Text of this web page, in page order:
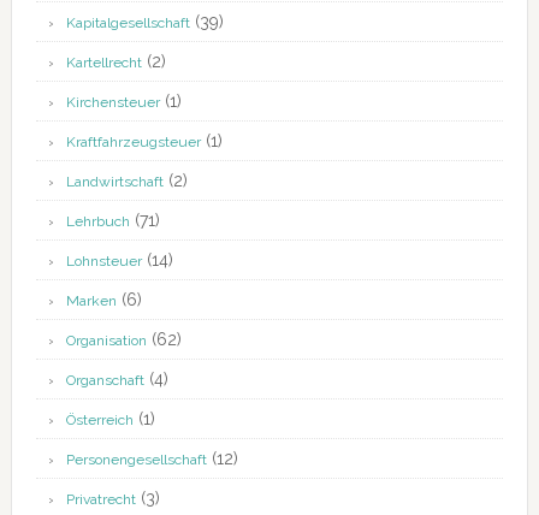
Kapitalgesellschaft(39)
Kartellrecht(2)
Kirchensteuer(1)
Kraftfahrzeugsteuer(1)
Landwirtschaft(2)
Lehrbuch (71)
Lohnsteuer(14)
Marken (6)
Organisation (62)
Organschaft(4)
Österreich (1)
Personengesellschaft(12)
Privatrecht(3)